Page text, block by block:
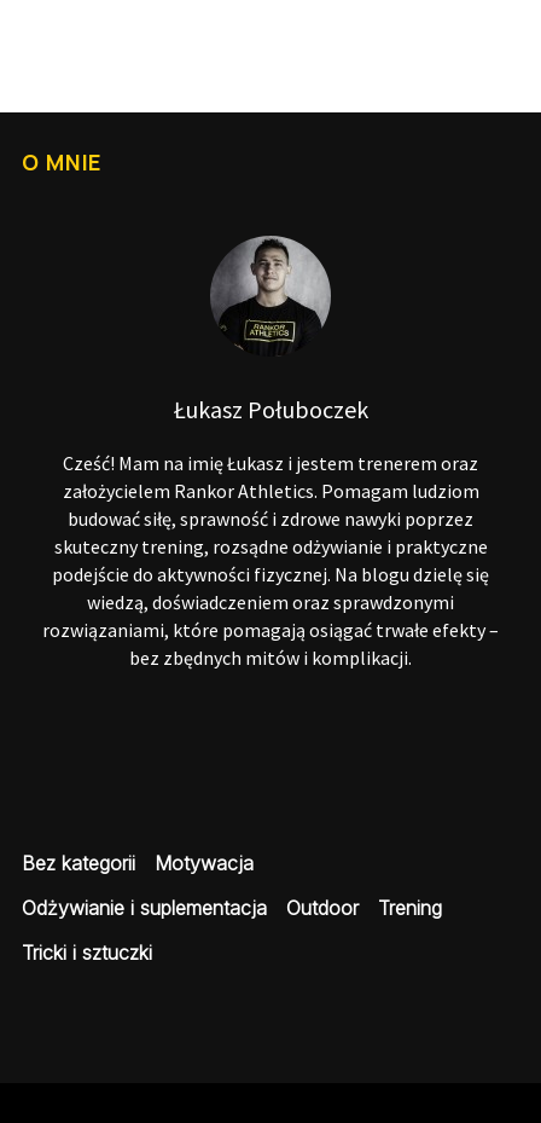
O MNIE
Łukasz Połuboczek
Cześć! Mam na imię Łukasz i jestem trenerem oraz
założycielem Rankor Athletics. Pomagam ludziom
budować siłę, sprawność i zdrowe nawyki poprzez
skuteczny trening, rozsądne odżywianie i praktyczne
podejście do aktywności fizycznej. Na blogu dzielę się
wiedzą, doświadczeniem oraz sprawdzonymi
rozwiązaniami, które pomagają osiągać trwałe efekty –
bez zbędnych mitów i komplikacji.
Bez kategorii
Motywacja
Odżywianie i suplementacja
Outdoor
Trening
Tricki i sztuczki